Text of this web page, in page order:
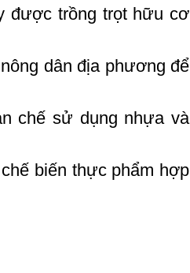
được trồng trọt hữu cơ
dân địa phương để
chế sử dụng nhựa và
biến thực phẩm hợp